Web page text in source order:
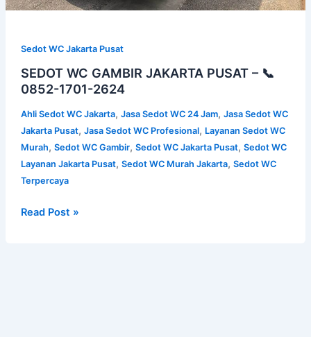
Sedot WC Jakarta Pusat
SEDOT WC GAMBIR JAKARTA PUSAT – 📞
0852-1701-2624
Ahli Sedot WC Jakarta, Jasa Sedot WC 24 Jam, Jasa Sedot WC
Jakarta Pusat, Jasa Sedot WC Profesional, Layanan Sedot WC
Murah, Sedot WC Gambir, Sedot WC Jakarta Pusat, Sedot WC
Layanan Jakarta Pusat, Sedot WC Murah Jakarta, Sedot WC
Terpercaya
Read Post »